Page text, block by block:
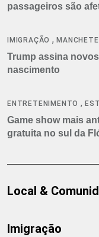
passageiros são
IMIGRAÇÃO ,MANCHETE
Trump assina
nascimento
ENTRETENIMENTO ,
Game show mais
gratuita no sul da
Local &
Imigração